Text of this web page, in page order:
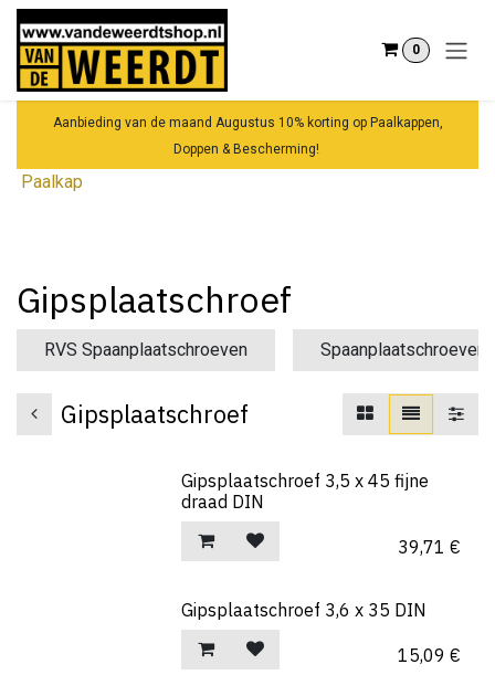
Overslaan naar inhoud
0
Aanbieding van de maand Augustus 10% korting op Paalkappen,
Doppen & Bescherming!
Paalkap
Gipsplaatschroef
RVS Spaanplaatschroeven Spaanplaatschroeven
Gipsplaatschroef
Gipsplaatschroef 3,5 x 45 fijne
draad DIN
39,71 €
Gipsplaatschroef 3,6 x 35 DIN
15,09 €